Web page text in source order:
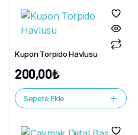
Kupon Torpido Havlusu
200,00₺
Sepete Ekle